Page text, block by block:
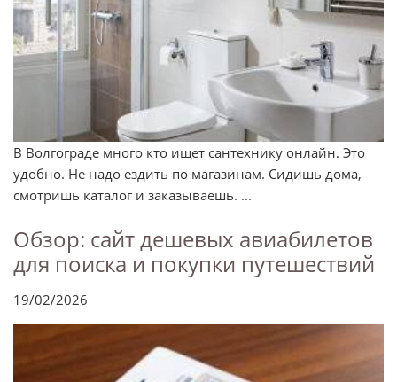
В Волгограде много кто ищет сантехнику онлайн. Это
удобно. Не надо ездить по магазинам. Сидишь дома,
смотришь каталог и заказываешь. ...
Обзор: сайт дешевых авиабилетов
для поиска и покупки путешествий
19/02/2026